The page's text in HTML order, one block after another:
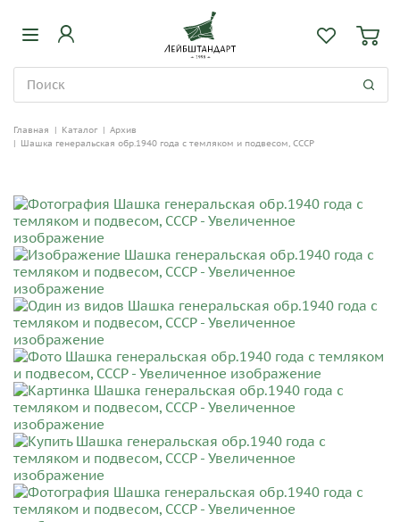
Главная | Каталог | Архив
| Шашка генеральская обр.1940 года с темляком и подвесом, СССР